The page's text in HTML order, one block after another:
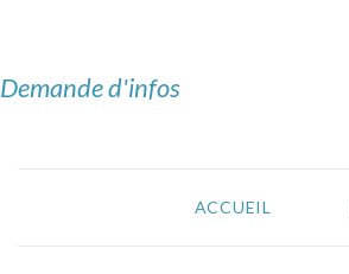
Demande d'infos
ACCUEIL